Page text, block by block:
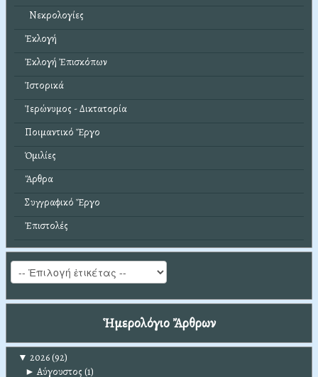
Νεκρολογίες
Ἐκλογή
Ἐκλογή Ἐπισκόπων
Ἱστορικά
Ἱερώνυμος - Δικτατορία
Ποιμαντικό Ἔργο
Ὁμιλίες
Ἄρθρα
Συγγραφικό Ἔργο
Ἐπιστολές
Ἡμερολόγιο Ἄρθρων
▼ 2026(92)
► Αύγουστος (1)